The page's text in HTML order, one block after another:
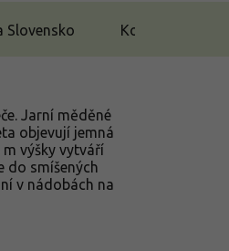
Slovensko Kontakt
Jarní měděné
objevují jemná
výšky vytváří
do smíšených
v nádobách na